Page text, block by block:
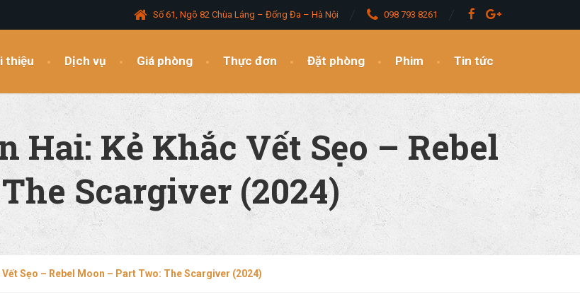
Số 61, Ngõ 82 Chùa Láng – Đống Đa – Hà Nội 098 793 8261
thiệu Dịch vụ Giá phòng Thực đơn Đặt phòng Phim Tin tức
Hai: Kẻ Khắc Vết Sẹo – Rebel
Scargiver (2024)
Vết Sẹo – Rebel Moon – Part Two: The Scargiver (2024)